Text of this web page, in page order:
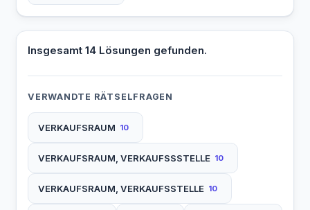
Insgesamt 14 Lösungen gefunden.
VERWANDTE RÄTSELFRAGEN
VERKAUFSRAUM 10
VERKAUFSRAUM, VERKAUFSSSTELLE 10
VERKAUFSRAUM, VERKAUFSSTELLE 10